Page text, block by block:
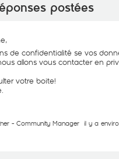
postées
de confidentialité se vos
allons vous contacter en
votre boite!
- Community Manager il y a